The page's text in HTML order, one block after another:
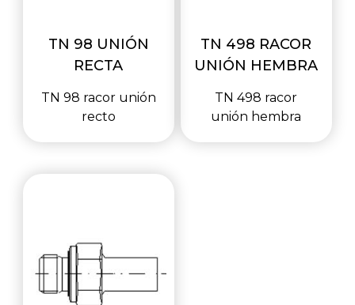
TN 98 UNIÓN
RECTA
TN 98 racor unión
recto
TN 498 RACOR
UNIÓN HEMBRA
TN 498 racor
unión hembra